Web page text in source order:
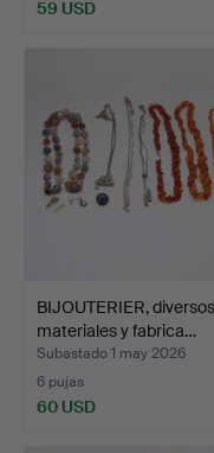
59 USD
BIJOUTERIER, diversos
materiales y fabrica…
Subastado 1 may 2026
6 pujas
60 USD